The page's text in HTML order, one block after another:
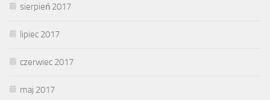
sierpień 2017
lipiec 2017
czerwiec 2017
maj 2017